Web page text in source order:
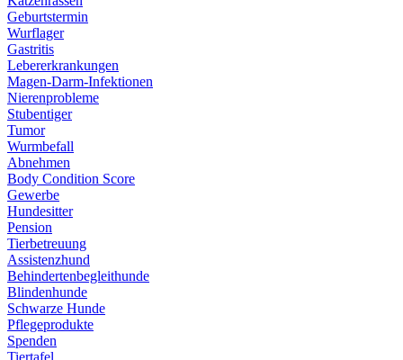
Geburtstermin
Wurflager
Gastritis
Lebererkrankungen
Magen-Darm-Infektionen
Nierenprobleme
Stubentiger
Tumor
Wurmbefall
Abnehmen
Body Condition Score
Gewerbe
Hundesitter
Pension
Tierbetreuung
Assistenzhund
Behindertenbegleithunde
Blindenhunde
Schwarze Hunde
Pflegeprodukte
Spenden
Tiertafel